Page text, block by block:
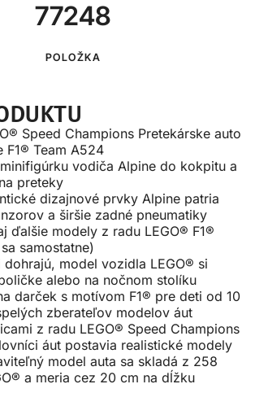
77248
POLOŽKA
Speed Champions Pretekárske auto
F1® Team A524
vodiča Alpine do kokpitu a
preteky
dizajnové prvky Alpine patria
a širšie zadné pneumatiky
ďalšie modely z radu LEGO® F1®
samostatne)
dohrajú, model vozidla LEGO® si
alebo na nočnom stolíku
darček s motívom F1® pre deti od 10
zberateľov modelov áut
z radu LEGO® Speed Champions
áut postavia realistické modely
model auta sa skladá z 258
a meria cez 20 cm na dĺžku